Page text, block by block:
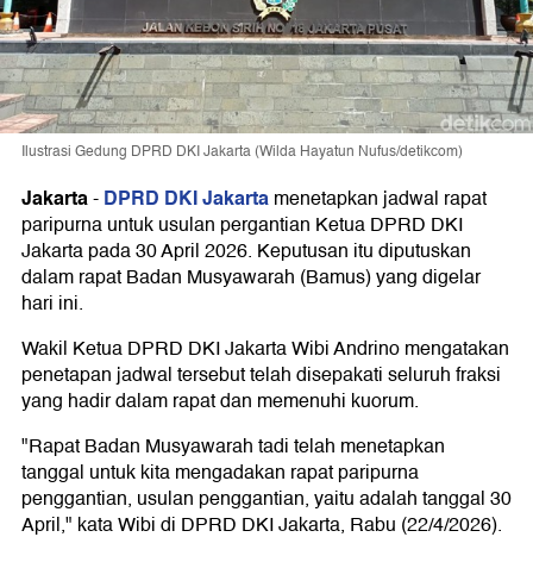
Ilustrasi Gedung DPRD DKI Jakarta (Wilda Hayatun Nufus/detikcom)
Jakarta-DPRD DKI Jakartamenetapkan jadwal rapat
paripurna untuk usulan pergantian Ketua DPRD DKI
Jakarta pada 30 April 2026. Keputusan itu diputuskan
dalam rapat Badan Musyawarah (Bamus) yang digelar
hari ini.
Wakil Ketua DPRD DKI Jakarta Wibi Andrino mengatakan
penetapan jadwal tersebut telah disepakati seluruh fraksi
yang hadir dalam rapat dan memenuhi kuorum.
"Rapat Badan Musyawarah tadi telah menetapkan
tanggal untuk kita mengadakan rapat paripurna
penggantian, usulan penggantian, yaitu adalah tanggal 30
April," kata Wibi di DPRD DKI Jakarta, Rabu (22/4/2026).